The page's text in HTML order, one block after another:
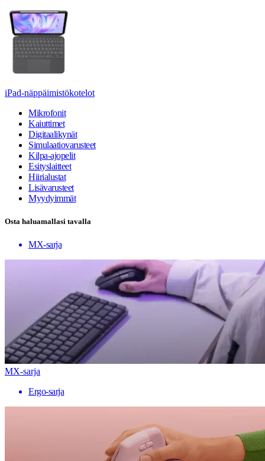
iPad-näppäimistökotelot
Mikrofonit
Kaiuttimet
Digitaalikynät
Simulaatiovarusteet
Kilpa-ajopelit
Esityslaitteet
Hiirialustat
Lisävarusteet
Myydyimmät
Osta haluamallasi tavalla
MX-sarja
MX-sarja
Ergo-sarja